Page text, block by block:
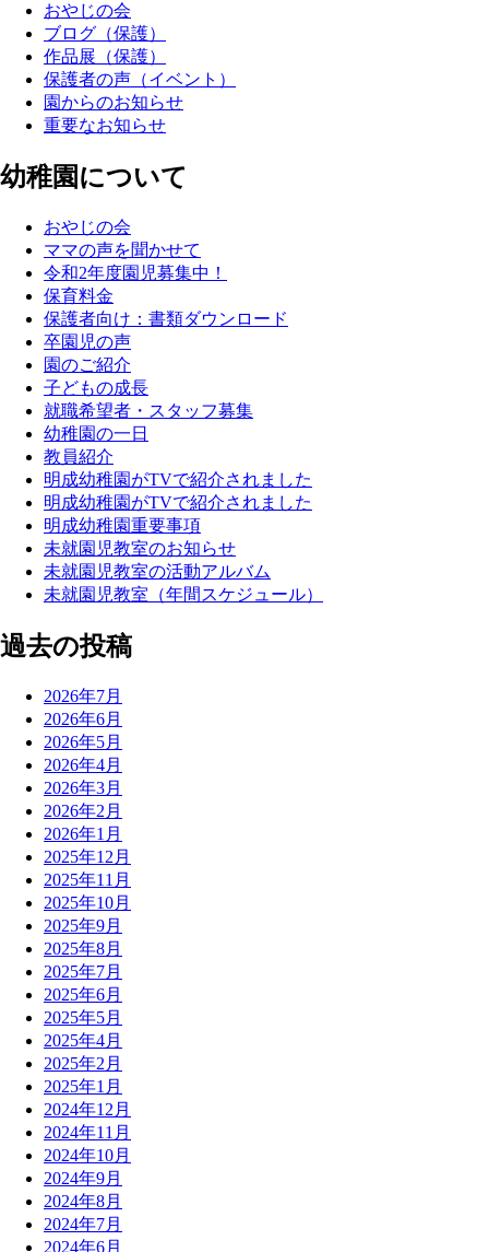
おやじの会
ブログ（保護）
作品展（保護）
保護者の声（イベント）
園からのお知らせ
重要なお知らせ
幼稚園について
おやじの会
ママの声を聞かせて
令和2年度園児募集中！
保育料金
保護者向け：書類ダウンロード
卒園児の声
園のご紹介
子どもの成長
就職希望者・スタッフ募集
幼稚園の一日
教員紹介
明成幼稚園がTVで紹介されました
明成幼稚園がTVで紹介されました
明成幼稚園重要事項
未就園児教室のお知らせ
未就園児教室の活動アルバム
未就園児教室（年間スケジュール）
過去の投稿
2026年7月
2026年6月
2026年5月
2026年4月
2026年3月
2026年2月
2026年1月
2025年12月
2025年11月
2025年10月
2025年9月
2025年8月
2025年7月
2025年6月
2025年5月
2025年4月
2025年2月
2025年1月
2024年12月
2024年11月
2024年10月
2024年9月
2024年8月
2024年7月
2024年6月